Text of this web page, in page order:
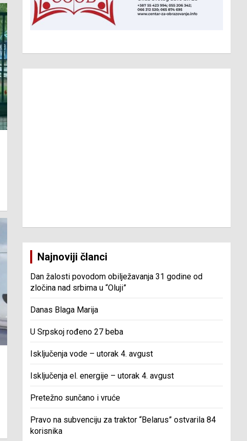
Najnoviji članci
Dan žalosti povodom obilježavanja 31 godine od
zločina nad srbima u “Oluji”
Danas Blaga Marija
U Srpskoj rođeno 27 beba
Isključenja vode – utorak 4. avgust
Isključenja el. energije – utorak 4. avgust
Pretežno sunčano i vruće
Pravo na subvenciju za traktor “Belarus” ostvarila 84
korisnika